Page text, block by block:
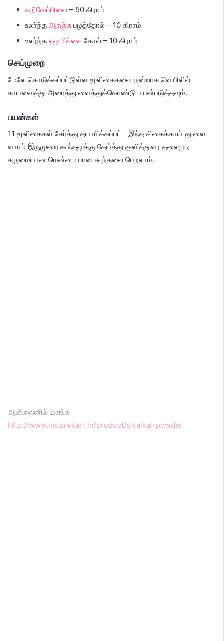
கறிவேப்பிலை – 50 கிராம்
உலர்ந்த ஆரஞ்சு பழத்தோல் – 10 கிராம்
உலர்ந்த எலுமிச்சை தோல் – 10 கிராம்
செய்முறை
மேலே கொடுக்கப்பட்டுள்ள மூலிகைகளை நன்றாக வெயிலில்
காயவைத்து அரைத்து வைத்துக்கொண்டு பயன்படுத்தவும்.
பயன்கள்
11 மூலிகைகள் சேர்த்து தயாரிக்கப்பட்ட இந்த சிகைக்காய் தூளை
வாரம் இருமுறை கூந்தலுக்கு தேய்த்து குளித்துவர தலைமுடி
கருமையான மென்மையான கூந்தலை பெறலாம்.
ஆன்லைனில் வாங்க
http://www.naturekart.in/product/sikaikai-powder